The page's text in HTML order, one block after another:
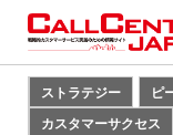
ストラテジー ピ
カスタマーサクセス